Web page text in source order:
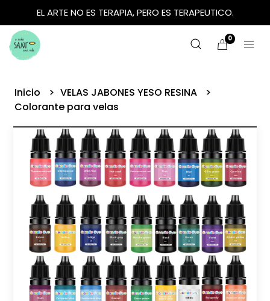
EL ARTE NO ES TERAPIA, PERO ES TERAPEUTICO.
0
Inicio
VELAS JABONES YESO RESINA
Colorante para velas